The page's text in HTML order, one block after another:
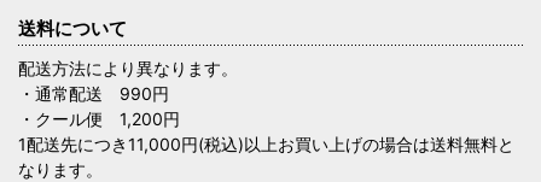
送料について
配送方法により異なります。
・通常配送 990円
・クール便 1,200円
1配送先につき11,000円(税込)以上お買い上げの場合は送料無料と
なります。